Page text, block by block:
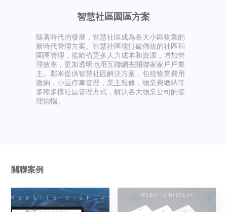
智慧社區園區方案
隨著時代的發展，智慧社區成為各大小區物業的
新時代管理方案。智慧社區能打破傳統的社區和
園區管理，能節省更多人力成本和資源，增加管
理效率，更加透明地用互聯網去關聯家家戶戶業
主。鄰米提供智慧社區解決方案，包括物業費用
繳納，小區停車管理，業主報修，物業費繳納等
多種多樣社區管理方式，解決各大物業公司的管
理煩惱。
關聯案例